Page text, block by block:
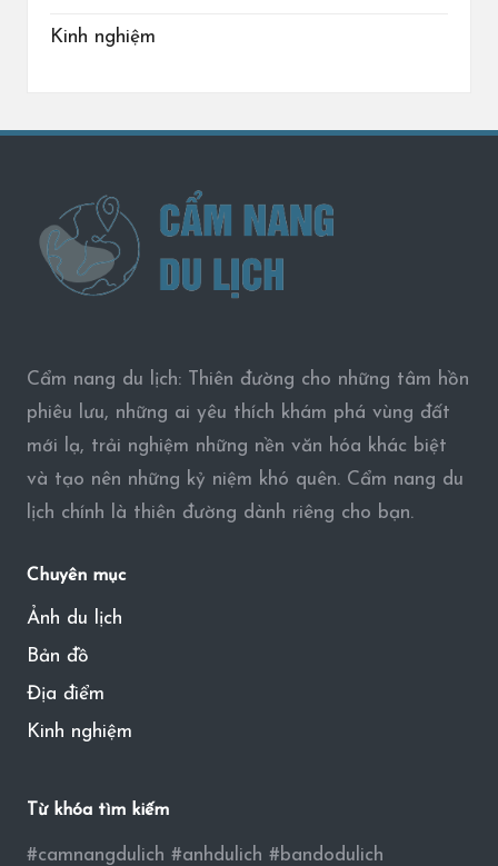
Kinh nghiệm
Cẩm nang du lịch: Thiên đường cho những tâm hồn
phiêu lưu, những ai yêu thích khám phá vùng đất
mới lạ, trải nghiệm những nền văn hóa khác biệt
và tạo nên những kỷ niệm khó quên. Cẩm nang du
lịch chính là thiên đường dành riêng cho bạn.
Chuyên mục
Ảnh du lịch
Bản đồ
Địa điểm
Kinh nghiệm
Từ khóa tìm kiếm
#camnangdulich #anhdulich #bandodulich